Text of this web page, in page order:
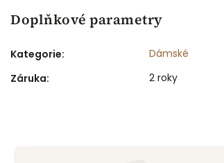
Doplňkové parametry
Kategorie:
Dámské
Záruka: 2 roky